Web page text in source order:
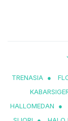
TRENASIA ●
HALLOMEDAN
●